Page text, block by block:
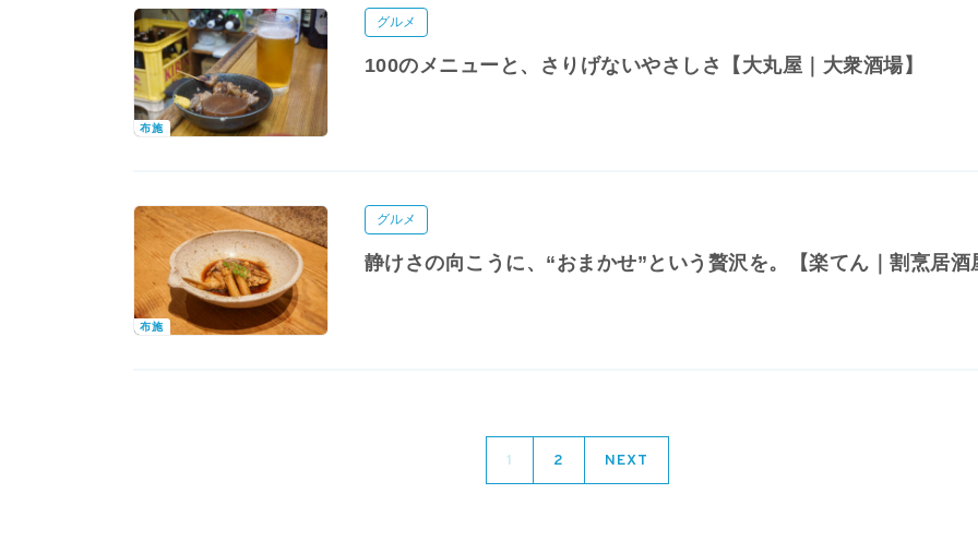
布施
グルメ
100のメニューと、さりげないやさしさ【大丸屋｜大衆酒場】
布施
グルメ
静けさの向こうに、“おまかせ”という贅沢を。【楽てん｜割烹居酒
1 2 NEXT